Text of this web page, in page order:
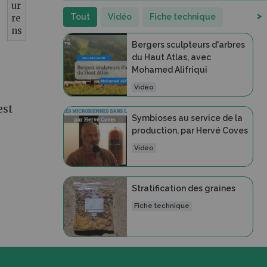
ur
re
ns
Tout Vidéo Fiche technique >
Bergers sculpteurs d'arbres
du Haut Atlas, avec
Mohamed Alifriqui
Vidéo
Symbioses au service de la
production, par Hervé Coves
Vidéo
Stratification des graines
Fiche technique